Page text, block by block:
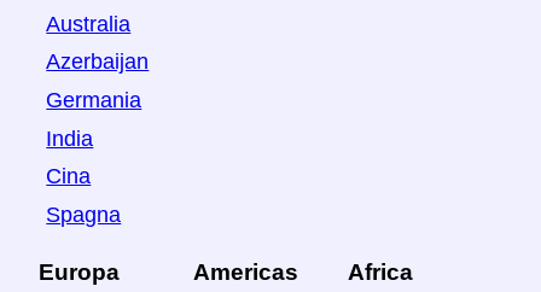
Australia
Azerbaijan
Germania
India
Cina
Spagna
Europa Americas Africa